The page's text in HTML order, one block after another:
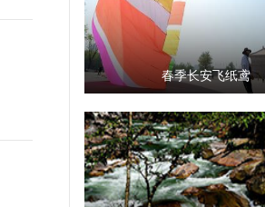
春季长安飞纸鸢